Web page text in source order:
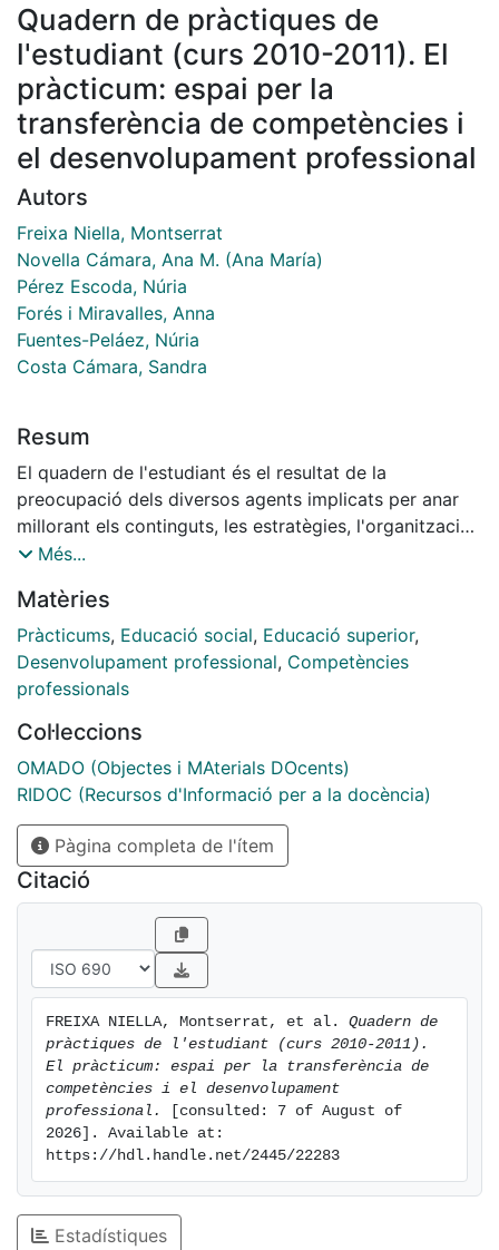
Quadern de pràctiques de
l'estudiant (curs 2010-2011). El
pràcticum: espai per la
transferència de competències i
el desenvolupament professional
Autors
Freixa Niella, Montserrat
Novella Cámara, Ana M. (Ana María)
Pérez Escoda, Núria
Forés i Miravalles, Anna
Fuentes-Peláez, Núria
Costa Cámara, Sandra
Resum
El quadern de l'estudiant és el resultat de la
preocupació dels diversos agents implicats per anar
millorant els continguts, les estratègies, l'organització i
l'estructura del pràcticum.
que cal saber sobre l'assignatura del pràcticum i totes
aquells treballs que hi ha de realitzar. Els temes
proposats van des d'elements bàsics a aspectes més
operatius de quines són les tasques, els drets i els
elements més procedimentals de qui fa què, quan i
com, fins a elements més acadèmics com saber i
compartir les competències que cal treballar en el
pràcticum.
Més...
Matèries
Pràcticums, Educació social, Educació superior,
Desenvolupament professional, Competències
professionals
Col·leccions
OMADO (Objectes i MAterials DOcents)
RIDOC (Recursos d'Informació per a la docència)
Pàgina completa de l'ítem
Citació
FREIXA NIELLA, Montserrat, et al. Quadern de
pràctiques de l'estudiant (curs 2010-2011).
El pràcticum: espai per la transferència de
competències i el desenvolupament
professional.
[consulted: 7 of August of
2026]. Available at:
https://hdl.handle.net/2445/22283
Estadístiques